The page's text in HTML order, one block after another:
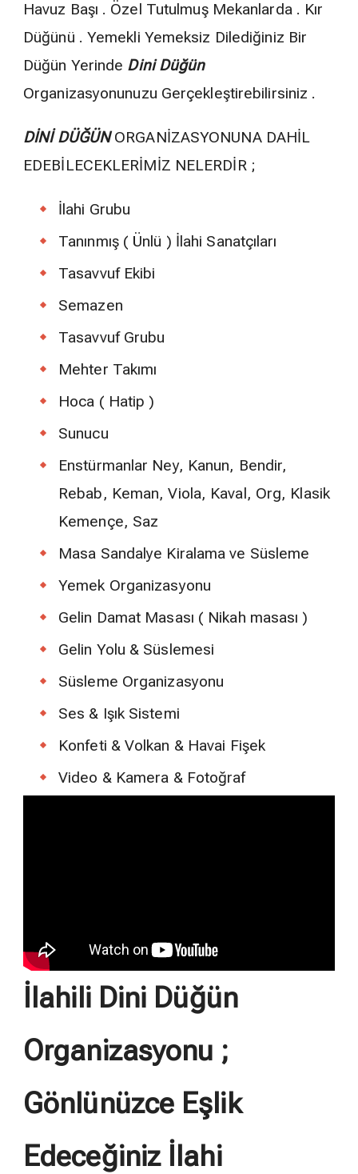
Havuz Başı . Özel Tutulmuş Mekanlarda . Kır
Düğünü . Yemekli Yemeksiz Dilediğiniz Bir
Düğün Yerinde Dini Düğün
Organizasyonunuzu Gerçekleştirebilirsiniz .
DİNİ DÜĞÜNORGANİZASYONUNA DAHİL
EDEBİLECEKLERİMİZ NELERDİR ;
İlahi Grubu
Tanınmış ( Ünlü ) İlahi Sanatçıları
Tasavvuf Ekibi
Semazen
Tasavvuf Grubu
Mehter Takımı
Hoca ( Hatip )
Sunucu
Enstürmanlar Ney, Kanun, Bendir,
Rebab, Keman, Viola, Kaval, Org, Klasik
Kemençe, Saz
Masa Sandalye Kiralama ve Süsleme
Yemek Organizasyonu
Gelin Damat Masası ( Nikah masası )
Gelin Yolu & Süslemesi
Süsleme Organizasyonu
Ses & Işık Sistemi
Konfeti & Volkan & Havai Fişek
Video & Kamera & Fotoğraf
İlahili Dini Düğün
Organizasyonu ;
Gönlünüzce Eşlik
Edeceğiniz İlahi